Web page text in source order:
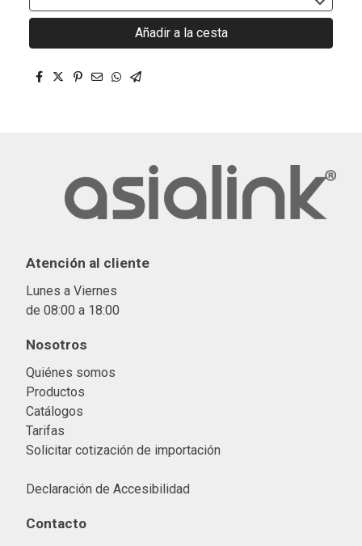
Añadir a la cesta
Atención al cliente
Lunes a Viernes
de 08:00 a 18:00
Nosotros
Quiénes somos
Productos
Catálogos
Tarifas
Solicitar cotización de importación
Declaración de Accesibilidad
Contacto